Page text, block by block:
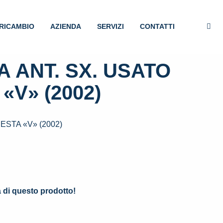
AZIENDA SERVIZI CONTATTI
ANT. SX. USATO
(2002)
«V» (2002)
di questo prodotto!